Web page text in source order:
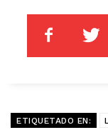
ETIQUETADO EN: